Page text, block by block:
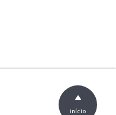
início